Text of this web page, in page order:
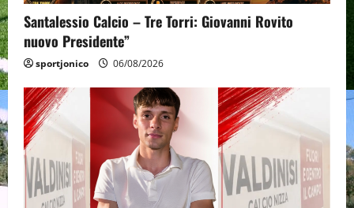
Santalessio Calcio – Tre Torri: Giovanni Rovito
nuovo Presidente”
sportjonico 06/08/2026